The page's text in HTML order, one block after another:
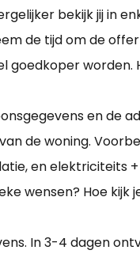
bekijk jij in
de tijd om de
goedkoper worden.
en de
de woning.
en elektriciteits
wensen? Hoe
In 3-4 dagen